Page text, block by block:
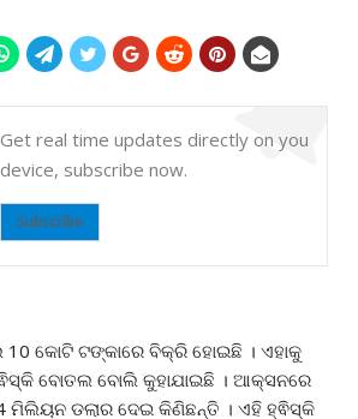
Get real time updates directly on you
device, subscribe now.
Subscribe
କୋଟି ଟଙ୍କାରେ ବିକ୍ରି ହୋଇଛି । ଏହାକୁ
ବୋତଲ ବୋଲି କୁହାଯାଇଛି । ଆକ୍ସନରେ
ମିଲିୟନ ଡଲାର ଦେଇ କିଣିଛନ୍ତି । ଏହି ହ୍ଵିସ୍କି